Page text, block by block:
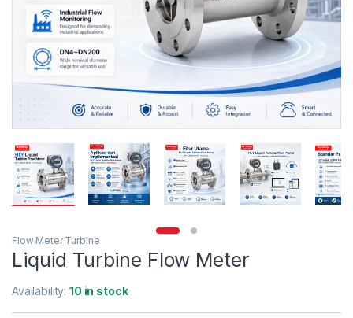
Flow Meter Turbine
Liquid Turbine Flow Meter
Availability:10 in stock